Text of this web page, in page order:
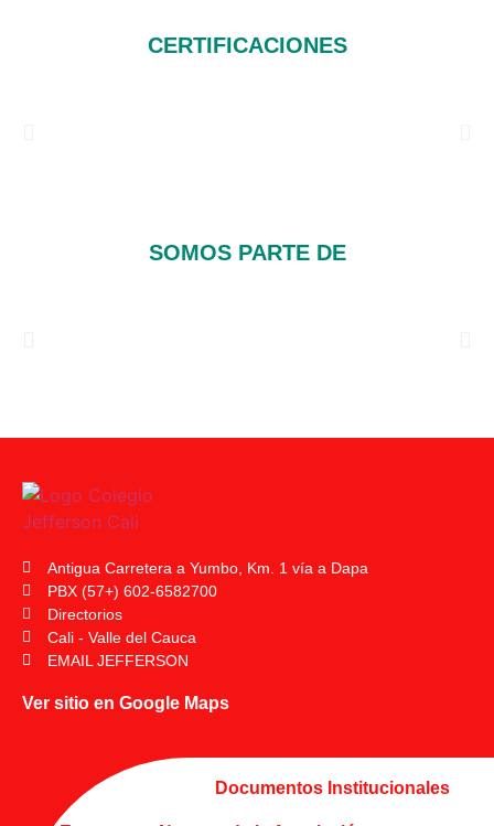
CERTIFICACIONES
SOMOS PARTE DE
Antigua Carretera a Yumbo, Km. 1 vía a Dapa
PBX (57+) 602-6582700
Directorios
Cali - Valle del Cauca
EMAIL JEFFERSON
Ver sitio en Google Maps
Documentos Institucionales